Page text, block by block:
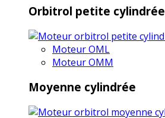
Orbitrol petite cylindrée
Moteur OML
Moteur OMM
Moyenne cylindrée